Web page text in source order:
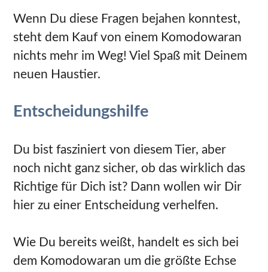
Wenn Du diese Fragen bejahen konntest,
steht dem Kauf von einem Komodowaran
nichts mehr im Weg! Viel Spaß mit Deinem
neuen Haustier.
Entscheidungshilfe
Du bist fasziniert von diesem Tier, aber
noch nicht ganz sicher, ob das wirklich das
Richtige für Dich ist? Dann wollen wir Dir
hier zu einer Entscheidung verhelfen.
Wie Du bereits weißt, handelt es sich bei
dem Komodowaran um die größte Echse